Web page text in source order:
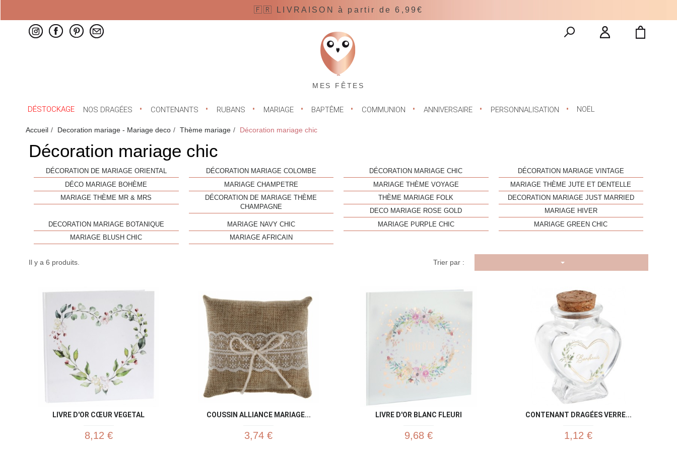
🇫🇷 LIVRAISON à partir de 6,99€
MES FÊTES
DÉSTOCKAGE NOS DRAGÉES CONTENANTS RUBANS MARIAGE BAPTÊME COMMUNION ANNIVERSAIRE PERSONNALISATION NOËL
Accueil Decoration mariage - Mariage deco Thème mariage Décoration mariage chic
Décoration mariage chic
DÉCORATION DE MARIAGE ORIENTAL DÉCORATION MARIAGE COLOMBE DÉCORATION MARIAGE CHIC
DÉCORATION MARIAGE VINTAGE
DÉCO MARIAGE BOHÈME
MARIAGE CHAMPETRE MARIAGE THÈME VOYAGE
MARIAGE THÈME JUTE ET DENTELLE
MARIAGE THÈME MR & MRS
DÉCORATION DE MARIAGE THÈME
CHAMPAGNE
THÈME MARIAGE FOLK
DECORATION MARIAGE JUST MARRIED
DECO MARIAGE ROSE GOLD
MARIAGE HIVER
DECORATION MARIAGE BOTANIQUE
MARIAGE NAVY CHIC MARIAGE PURPLE CHIC
MARIAGE GREEN CHIC
MARIAGE BLUSH CHIC
MARIAGE AFRICAIN
Il y a 6 produits. Trier par :
LIVRE D'OR CŒUR VEGETAL
8,12 €
Aperçu rapide
COUSSIN ALLIANCE MARIAGE...
3,74 €
LIVRE D'OR BLANC FLEURI
9,68 €
Aperçu rapide
CONTENANT DRAGÉES VERRE...
1,12 €